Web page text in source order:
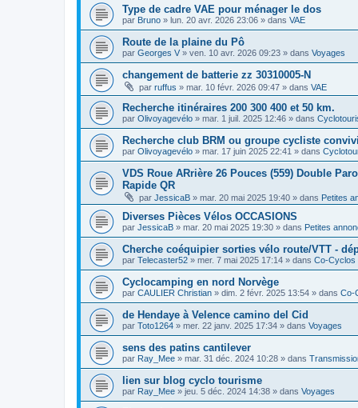
Type de cadre VAE pour ménager le dos
par Bruno » lun. 20 avr. 2026 23:06 » dans VAE
Route de la plaine du Pô
par Georges V » ven. 10 avr. 2026 09:23 » dans Voyages
changement de batterie zz 30310005-N
par ruffus » mar. 10 févr. 2026 09:47 » dans VAE
Recherche itinéraires 200 300 400 et 50 km.
par Olivoyagevélo » mar. 1 juil. 2025 12:46 » dans
Recherche club BRM ou groupe cycliste
par Olivoyagevélo » mar. 17 juin 2025 22:41 » dans
VDS Roue ARrière 26 Pouces (559) Double
Rapide QR
par JessicaB » mar. 20 mai 2025 19:40 » dans Petites
Diverses Pièces Vélos OCCASIONS
par JessicaB » mar. 20 mai 2025 19:30 » dans Petites
Cherche coéquipier sorties vélo route/VTT -
par Telecaster52 » mer. 7 mai 2025 17:14 » dans Co-Cyclos
Cyclocamping en nord Norvège
par CAULIER Christian » dim. 2 févr. 2025 13:54 » dans Co-
de Hendaye à Velence camino del Cid
par Toto1264 » mer. 22 janv. 2025 17:34 » dans Voyages
sens des patins cantilever
par Ray_Mee » mar. 31 déc. 2024 10:28 » dans
lien sur blog cyclo tourisme
par Ray_Mee » jeu. 5 déc. 2024 14:38 » dans Voyages